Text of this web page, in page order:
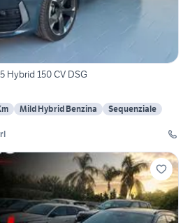
Hybrid 150 CV DSG
Mild Hybrid Benzina
Sequenziale